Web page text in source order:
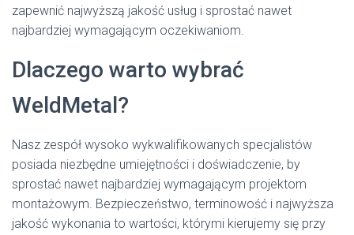
zapewnić najwyższą jakość usług i sprostać nawet
najbardziej wymagającym oczekiwaniom.
Dlaczego warto wybrać
WeldMetal?
Nasz zespół wysoko wykwalifikowanych specjalistów
posiada niezbędne umiejętności i doświadczenie, by
sprostać nawet najbardziej wymagającym projektom
montażowym. Bezpieczeństwo, terminowość i najwyższa
jakość wykonania to wartości, którymi kierujemy się przy